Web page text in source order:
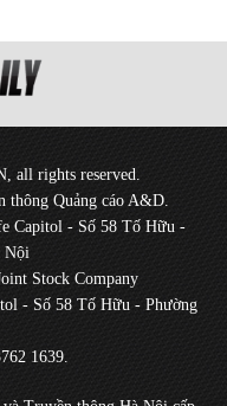
all rights reserved.
thông Quảng cáo A&D.
Capitol - Số 58 Tố Hữu -
Nội
Stock Company
- Số 58 Tố Hữu - Phường
1639.